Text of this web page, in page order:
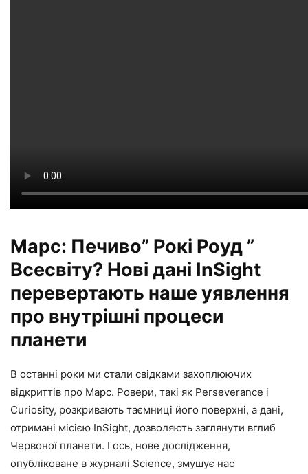
Марс: Печиво” Рокі Роуд ”
Всесвіту? Нові дані InSight
перевертають наше уявлення
про внутрішні процеси
планети
В останні роки ми стали свідками захоплюючих
відкриттів про Марс. Ровери, такі як Perseverance і
Curiosity, розкривають таємниці його поверхні, а дані,
отримані місією InSight, дозволяють заглянути вглиб
Червоної планети. І ось, нове дослідження,
опубліковане в журналі Science, змушує нас